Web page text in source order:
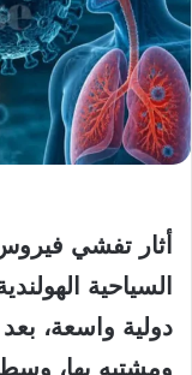
أثار تفشي
السياحية
دولية واسعة،
ومشتبه بها،